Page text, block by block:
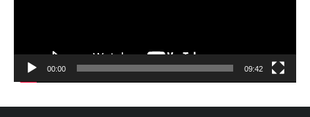
00:00 09:42